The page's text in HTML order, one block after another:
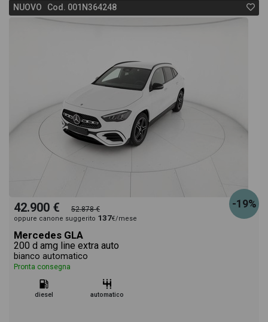
NUOVO Cod. 001N364248
-19%
42.900 € 52.878 €
oppure canone suggerito 137€/mese
Mercedes GLA
200 d amg line extra auto
bianco automatico
Pronta consegna
diesel automatico